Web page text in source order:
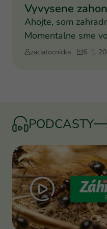
Vyvysene
Ahojte, som
Momentalne sme
naslednej vystavby
zaciatocnicka 6. 1.
PODCASTY